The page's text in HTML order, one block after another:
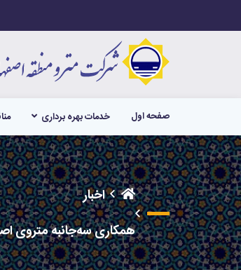
صفحه اول خدمات بهره برداری
اخبار
همکاری سه‌جانبه متروی